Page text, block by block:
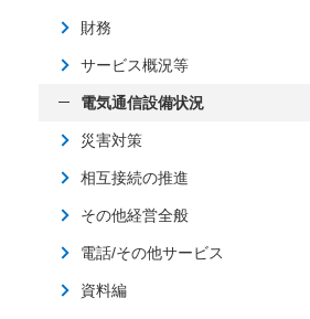
財務
サービス概況等
電気通信設備状況
災害対策
相互接続の推進
その他経営全般
電話/その他サービス
資料編